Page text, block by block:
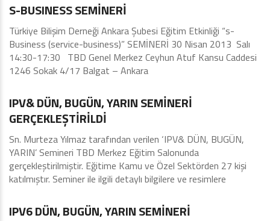
S-BUSINESS SEMİNERİ
Türkiye Bilişim Derneği Ankara Şubesi Eğitim Etkinliği “s-
Business (service-business)” SEMİNERİ 30 Nisan 2013 Salı
14:30-17:30 TBD Genel Merkez Ceyhun Atuf Kansu Caddesi
1246 Sokak 4/17 Balgat – Ankara
Eğitimler - Seminerler
IPV& DÜN, BUGÜN, YARIN SEMİNERİ
GERÇEKLEŞTİRİLDİ
Sn. Murteza Yılmaz tarafından verilen ‘IPV& DÜN, BUGÜN,
YARIN’ Semineri TBD Merkez Eğitim Salonunda
gerçekleştirilmiştir. Eğitime Kamu ve Özel Sektörden 27 kişi
katılmıştır. Seminer ile ilgili detaylı bilgilere ve resimlere
Eğitimler - Seminerler
IPV6 DÜN, BUGÜN, YARIN SEMİNERİ